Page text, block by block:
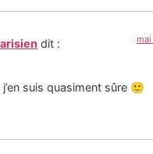
dit : mai
suis quasiment sûre 🙂